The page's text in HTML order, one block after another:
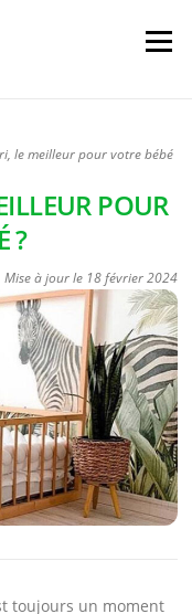
Menu
le meilleur pour votre bébé
POUR
?
Mise à jour le 18 février 2024
toujours un moment